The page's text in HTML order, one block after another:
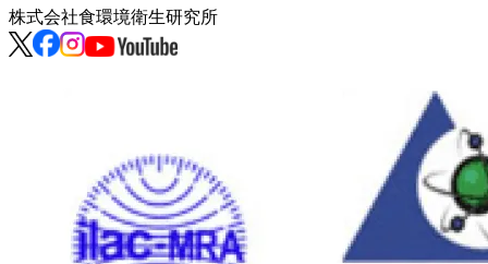
株式会社食環境衛生研究所